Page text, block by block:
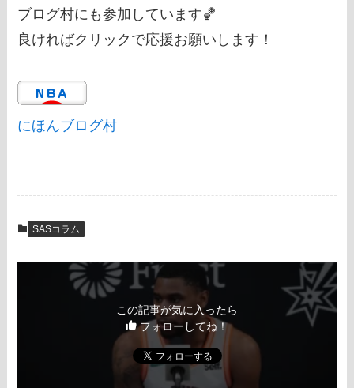
ブログ村にも参加しています🏀
良ければクリックで応援お願いします！
にほんブログ村
SASコラム
この記事が気に入ったら
フォローしてね！